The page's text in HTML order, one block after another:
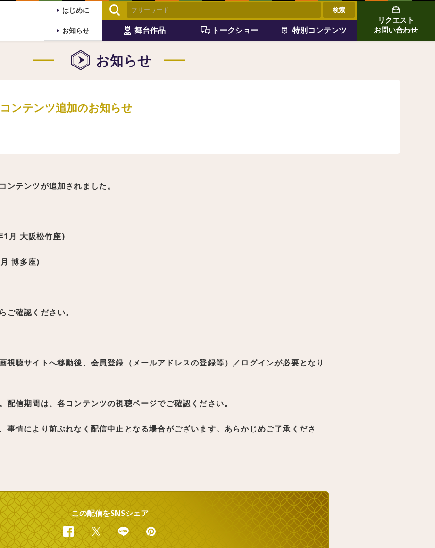
はじめに
お知らせ 舞台作品 トークショー 特別コンテンツ
リクエスト
お問い合わせ
お知らせ
ンテンツ追加のお知らせ
ンテンツが追加されました。
1月 大阪松竹座)
博多座)
ご確認ください。
聴サイトへ移動後、会員登録（メールアドレスの登録等）／ログインが必要となり
信期間は、各コンテンツの視聴ページでご確認ください。
情により前ぶれなく配信中止となる場合がございます。あらかじめご了承くださ
この配信をSNSシェア
FacebookTwitter Line